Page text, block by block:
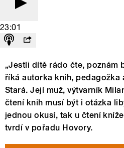
23:01
„Jestli dítě rádo čte, poznám
říká autorka knih, pedagožka
Stará. Její muž, výtvarník
čtení knih musí být i otázka
jednou okusí, tak u čtení
tvrdí v pořadu Hovory.